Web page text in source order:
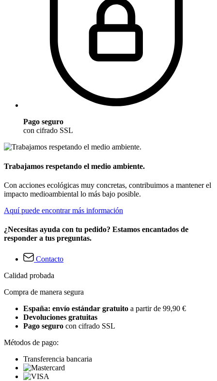
Pago seguro
con cifrado SSL
Trabajamos respetando el medio ambiente.
Con acciones ecológicas muy concretas, contribuimos a mantener el
impacto medioambiental lo más bajo posible.
Aquí puede encontrar más información
¿Necesitas ayuda con tu pedido? Estamos encantados de
responder a tus preguntas.
Contacto
Calidad probada
Compra de manera segura
España: envío estándar gratuito a partir de 99,90 €
Devoluciones gratuitas
Pago seguro con cifrado SSL
Métodos de pago:
Transferencia bancaria